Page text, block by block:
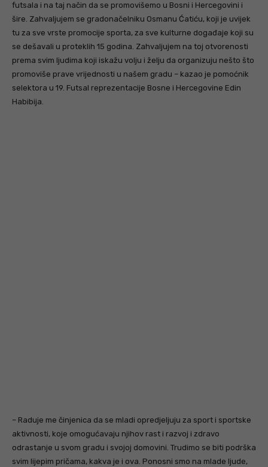
futsala i na taj način da se promovišemo u Bosni i Hercegovini i
šire. Zahvaljujem se gradonačelniku Osmanu Ćatiću, koji je uvijek
tu za sve vrste promocije sporta, za sve kulturne događaje koji su
se dešavali u proteklih 15 godina. Zahvaljujem na toj otvorenosti
prema svim ljudima koji iskažu volju i želju da organizuju nešto što
promoviše prave vrijednosti u našem gradu – kazao je pomoćnik
selektora u 19. Futsal reprezentacije Bosne i Hercegovine Edin
Habibija.
– Raduje me činjenica da se mladi opredjeljuju za sport i sportske
aktivnosti, koje omogućavaju njihov rast i razvoj i zdravo
odrastanje u svom gradu i svojoj domovini. Trudimo se biti podrška
svim lijepim pričama, kakva je i ova. Ponosni smo na mlade ljude,